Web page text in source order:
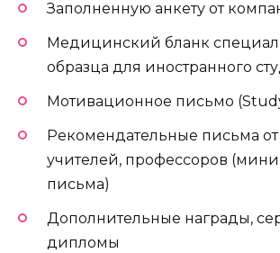
Заполненную анкету от
Медицинский бланк
образца для иностранного
Мотивационное письмо
Рекомендательные письма от
учителей, профессоров
письма)
Дополнительные награды,
дипломы